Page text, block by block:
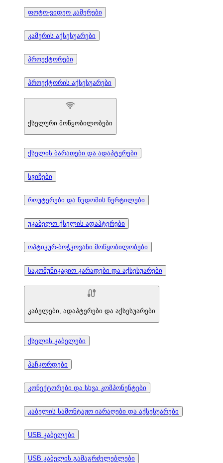
ფოტო-ვიდეო კამერები
კამერის აქსესუარები
პროექტორები
პროექტორის აქსესუარები
ქსელური მოწყობილობები
ქსელის ბარათები და ადაპტერები
სვიჩები
როუტერები და წვდომის წერტილები
უკაბელო ქსელის ადაპტერები
ოპტიკურ-ბოჭკოვანი მოწყობილობები
საკომუნიკაციო კარადები და აქსესუარები
კაბელები, ადაპტერები და აქსესუარები
ქსელის კაბელები
პაჩკორდები
კონექტორები და სხვა კომპონენტები
კაბელის სამონტაჟო იარაღები და აქსესუარები
USB კაბელები
USB კაბელის გამაგრძელებლები